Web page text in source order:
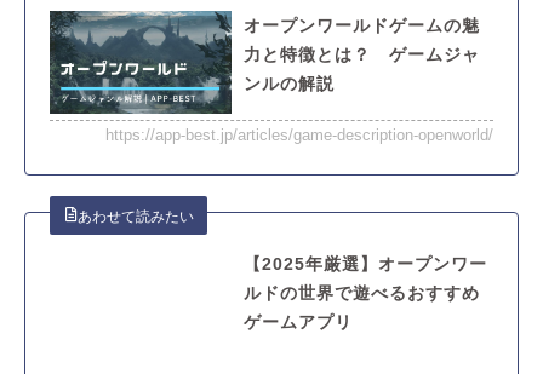
オープンワールドゲームの魅
力と特徴とは？ ゲームジャ
ンルの解説
https://app-best.jp/articles/game-description-openworld/
【2025年厳選】オープンワー
ルドの世界で遊べるおすすめ
ゲームアプリ